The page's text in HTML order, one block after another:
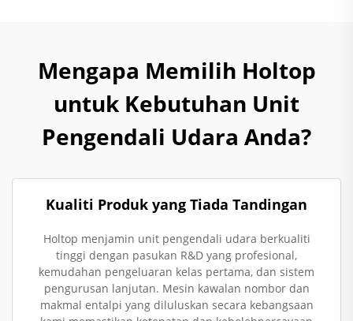
Mengapa Memilih Holtop
untuk Kebutuhan Unit
Pengendali Udara Anda?
Kualiti Produk yang Tiada Tandingan
Holtop menjamin unit pengendali udara berkualiti
tinggi dengan pasukan R&D yang profesional,
kemudahan pengeluaran kelas pertama, dan sistem
pengurusan lanjutan. Mesin kawalan nombor dan
makmal entalpi yang diluluskan secara kebangsaan